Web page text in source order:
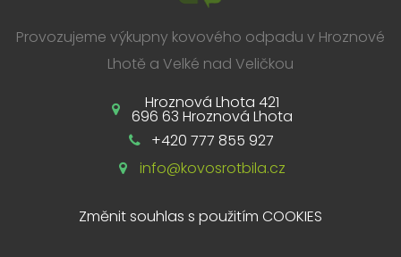
Provozujeme výkupny kovového odpadu v Hroznové
Lhotě a Velké nad Veličkou
Hroznová Lhota 421
696 63 Hroznová Lhota
+420 777 855 927
info@kovosrotbila.cz
Změnit souhlas s použitím COOKIES